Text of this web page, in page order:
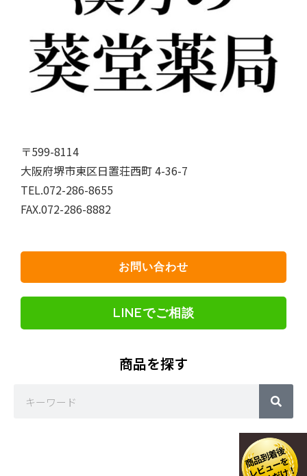
〒599-8114
大阪府堺市東区日置荘西町 4-36-7
TEL.072-286-8655
FAX.072-286-8882
お問い合わせ
LINEでご相談
商品を探す